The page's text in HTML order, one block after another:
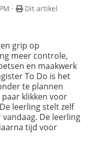
·
Dit artikel
grip op
meer controle,
en maakwerk
To Do is het
te plannen
klikken voor
leerling stelt zelf
De leerling
tijd voor